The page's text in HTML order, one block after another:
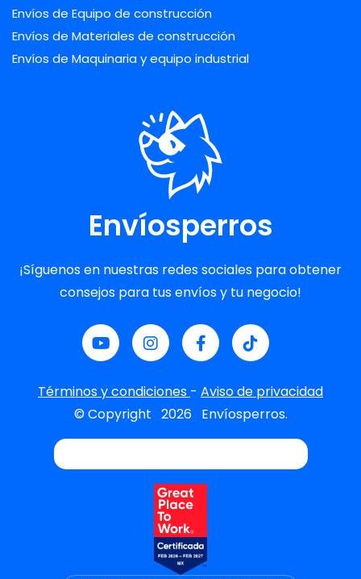
Envíos de Equipo de construcción
Envíos de Materiales de construcción
Envíos de Maquinaria y equipo industrial
Envíosperros
¡Síguenos en nuestras redes sociales para obtener
consejos para tus envíos y tu negocio!
Términos y condiciones - Aviso de privacidad
© Copyright 2026 Envíosperros.